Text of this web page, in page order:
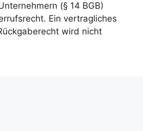
(§ 14 BGB)
Ein vertragliches
wird nicht